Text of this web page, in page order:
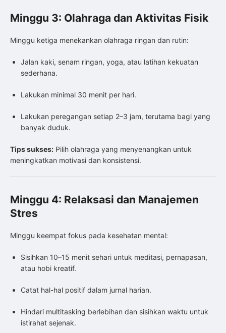
Minggu 3: Olahraga dan Aktivitas Fisik
Minggu ketiga menekankan olahraga ringan dan rutin:
Jalan kaki, senam ringan, yoga, atau latihan kekuatan
sederhana.
Lakukan minimal 30 menit per hari.
Lakukan peregangan setiap 2–3 jam, terutama bagi yang
banyak duduk.
Tips sukses: Pilih olahraga yang menyenangkan untuk
meningkatkan motivasi dan konsistensi.
Minggu 4: Relaksasi dan Manajemen
Stres
Minggu keempat fokus pada kesehatan mental:
Sisihkan 10–15 menit sehari untuk meditasi, pernapasan,
atau hobi kreatif.
Catat hal-hal positif dalam jurnal harian.
Hindari multitasking berlebihan dan sisihkan waktu untuk
istirahat sejenak.